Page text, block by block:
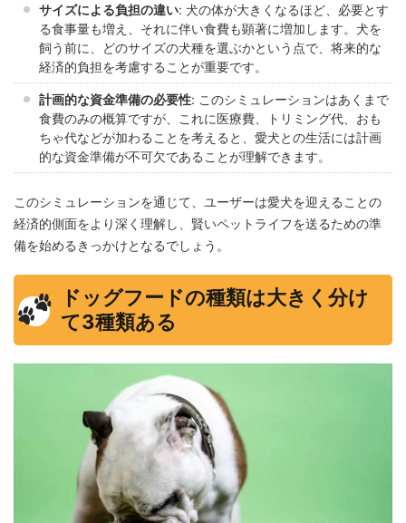
サイズによる負担の違い: 犬の体が大きくなるほど、必要とす
る食事量も増え、それに伴い食費も顕著に増加します。犬を
飼う前に、どのサイズの犬種を選ぶかという点で、将来的な
経済的負担を考慮することが重要です。
計画的な資金準備の必要性: このシミュレーションはあくまで
食費のみの概算ですが、これに医療費、トリミング代、おも
ちゃ代などが加わることを考えると、愛犬との生活には計画
的な資金準備が不可欠であることが理解できます。
このシミュレーションを通じて、ユーザーは愛犬を迎えることの
経済的側面をより深く理解し、賢いペットライフを送るための準
備を始めるきっかけとなるでしょう。
ドッグフードの種類は大きく分け
て3種類ある